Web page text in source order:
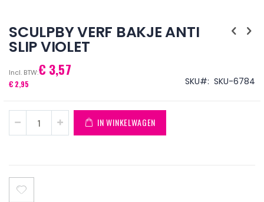
naar
het
begin
de
afbeeldingen-
gallerij
SCULPBY VERF BAKJE ANTI
SLIP VIOLET
€ 3,57
€ 2,95 SKU SKU-6784
IN WINKELWAGEN